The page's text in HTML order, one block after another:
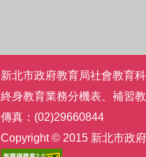
新北市政府教育局社會教育
終身教育業務分機表
補習
傳真：(02)29660844
Copyright © 2015 新北市政